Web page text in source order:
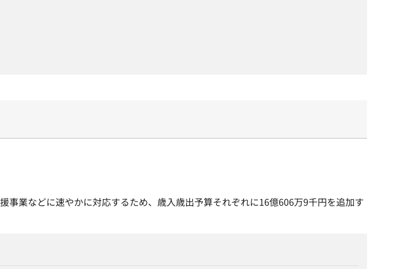
事業などに速やかに対応するため、歳入歳出予算それぞれに16億606万9千円を追加す